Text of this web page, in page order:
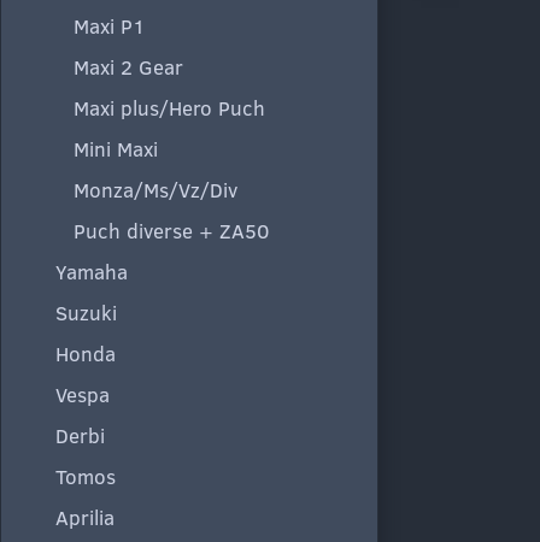
Maxi P1
Maxi 2 Gear
Maxi plus/Hero Puch
Mini Maxi
Monza/Ms/Vz/Div
Puch diverse + ZA50
Yamaha
Suzuki
Honda
Vespa
Derbi
Tomos
Aprilia